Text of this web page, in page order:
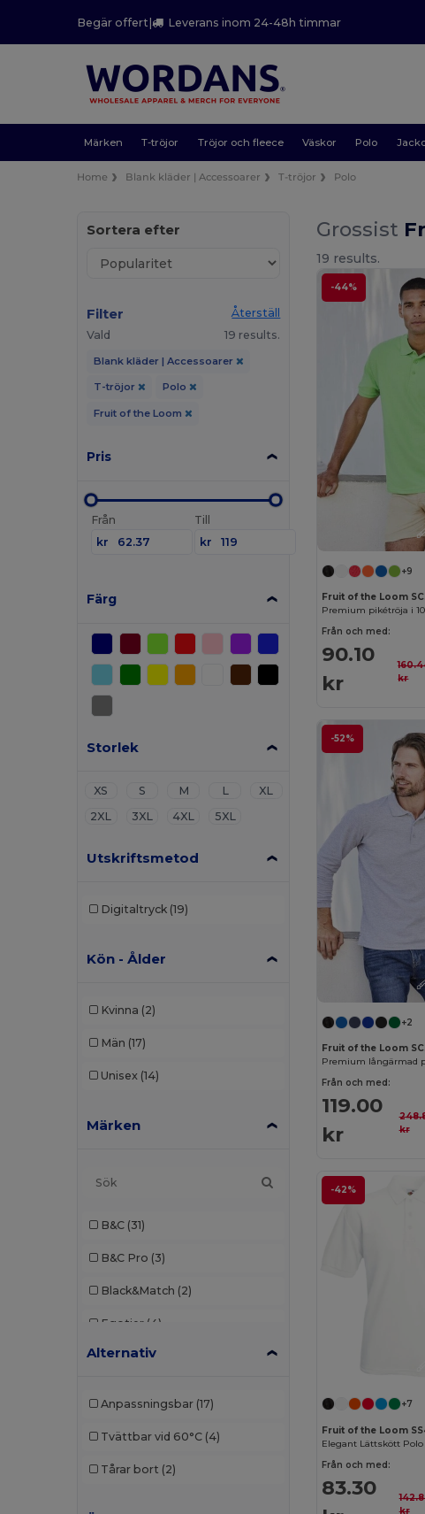
Begär offert| Leverans inom 24-48h timmar
Märken T-tröjor Tröjor och fleece Väskor Polo
Home Blank kläder | Accessoarer T-tröjor Polo
Sortera efter
Filter
Återställ
Vald
19 results.
Blank kläder | Accessoarer
T-tröjor Polo
Fruit of the Loom
Pris
Från
kr
Till
kr
Färg
Storlek
XS S M L
XL
2XL
3XL 4XL 5XL
Utskriftsmetod
Digitaltryck (19)
Kön - Ålder
Kvinna (2)
Män (17)
Unisex (14)
Märken
B&C (31)
B&C Pro (3)
Black&Match (2)
Egotier (4)
Elevate (1)
Alternativ
Anpassningsbar (17)
Tvättbar vid 60°C (4)
Tårar bort (2)
Grossist
19 results.
-44%
+9
Fruit of the Loom
Från och med:
90.10
kr
kr
-52%
+2
Fruit of the Loom
Från och med:
119.00
kr
kr
-42%
+7
Fruit of the Loom
Från och med:
83.30
kr